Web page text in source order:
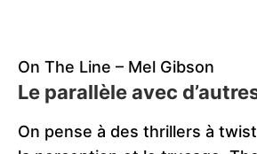
On The Line – Mel Gibson
Le parallèle avec
On pense à des thrillers à